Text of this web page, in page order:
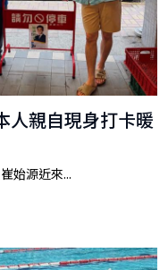
人親自現身打卡暖
始源近來...